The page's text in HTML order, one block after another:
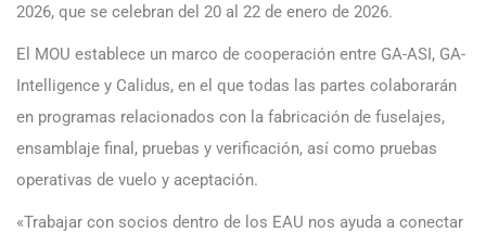
2026, que se celebran del 20 al 22 de enero de 2026.
El MOU establece un marco de cooperación entre GA-ASI, GA-
Intelligence y Calidus, en el que todas las partes colaborarán
en programas relacionados con la fabricación de fuselajes,
ensamblaje final, pruebas y verificación, así como pruebas
operativas de vuelo y aceptación.
«Trabajar con socios dentro de los EAU nos ayuda a conectar